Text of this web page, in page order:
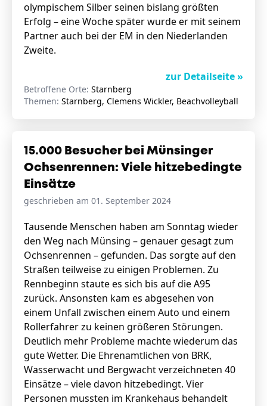
Podcast
Newsletter
olympischem Silber seinen bislang größten
Erfolg – eine Woche später wurde er mit seinem
Partner auch bei der EM in den Niederlanden
Zweite.
zur Detailseite »
Betroffene Orte: Starnberg
Themen: Starnberg, Clemens Wickler, Beachvolleyball
15.000 Besucher bei Münsinger
Ochsenrennen: Viele hitzebedingte
Einsätze
geschrieben am 01. September 2024
Tausende Menschen haben am Sonntag wieder
den Weg nach Münsing – genauer gesagt zum
Ochsenrennen – gefunden. Das sorgte auf den
Straßen teilweise zu einigen Problemen. Zu
Rennbeginn staute es sich bis auf die A95
zurück. Ansonsten kam es abgesehen von
einem Unfall zwischen einem Auto und einem
Rollerfahrer zu keinen größeren Störungen.
Deutlich mehr Probleme machte wiederum das
gute Wetter. Die Ehrenamtlichen von BRK,
Wasserwacht und Bergwacht verzeichneten 40
Einsätze – viele davon hitzebedingt. Vier
Personen mussten im Krankehaus behandelt